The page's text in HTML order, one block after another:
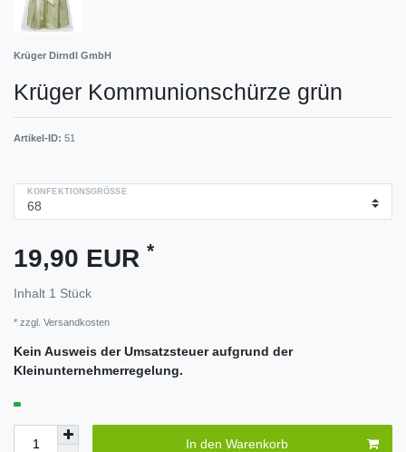
Krüger Dirndl GmbH
Krüger Kommunionschürze grün
Artikel-ID: 51
KONFEKTIONSGRÖSSE
19,90 EUR *
Inhalt 1 Stück
* zzgl. Versandkosten
Kein Ausweis der Umsatzsteuer aufgrund der
Kleinunternehmerregelung.
In den Warenkorb